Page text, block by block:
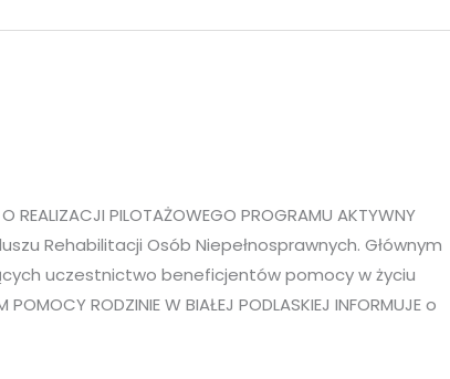
REALIZACJI PILOTAŻOWEGO PROGRAMU AKTYWNY
Rehabilitacji Osób Niepełnosprawnych. Głównym
uczestnictwo beneficjentów pomocy w życiu
RODZINIE W BIAŁEJ PODLASKIEJ INFORMUJE o